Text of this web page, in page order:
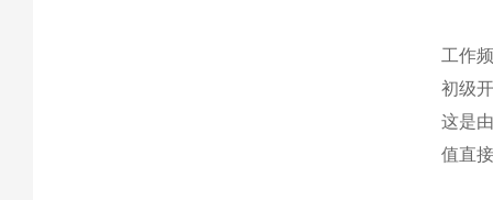
工作
初级
这是
值直